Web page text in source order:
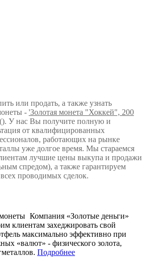
или продать, а также узнать
- 'Золотая монета "Хоккей", 200
(). У нас Вы получите полную и
от квалифицированных
работающих на рынке
уже долгое время. Мы стараемся
лучшие цены выкупа и продажи
спредом), а также гарантируем
проводимых сделок.
Компания «Золотые деньги»
клиентам захеджировать свой
максимально эффективно при
«валют» - физического золота,
Подробнее